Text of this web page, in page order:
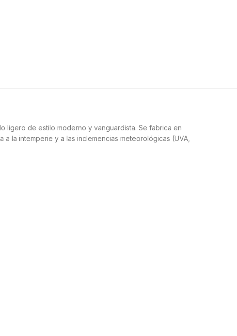
ligero de estilo moderno y vanguardista. Se fabrica en
la intemperie y a las inclemencias meteorológicas (UVA,